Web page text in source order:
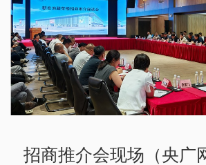
招商推介会现场（央广